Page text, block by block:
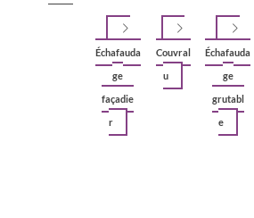
Échafauda
ge
façadie
r
Couvral
u
Échafauda
ge
grutabl
e